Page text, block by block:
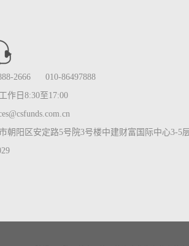
2666 010-86497888
作日8:30至17:00
朝阳区安定路5号院3号楼中建财富国际中心3-5